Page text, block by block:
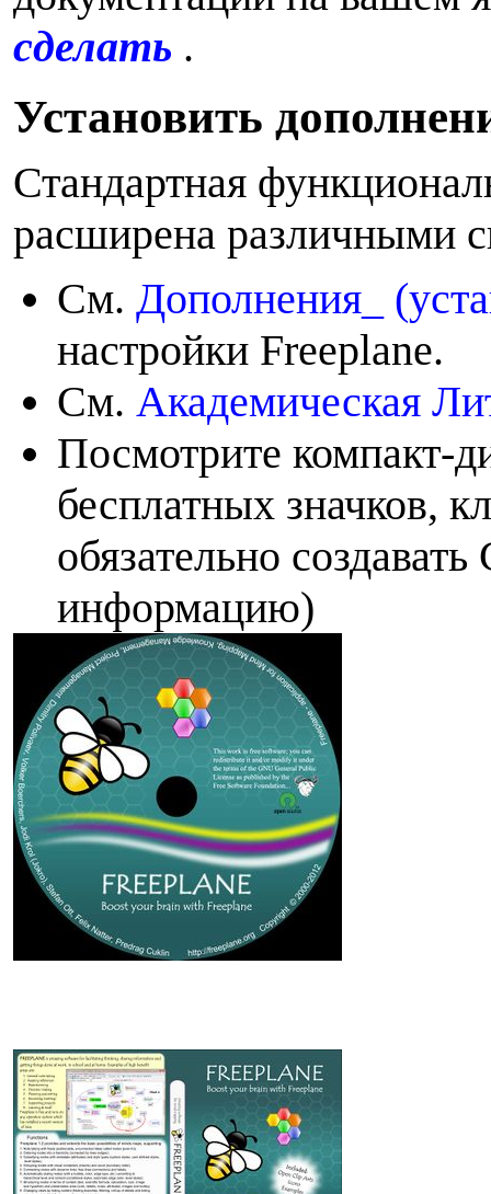
сделать .
Установить
Стандартная
расширена различными
См. Дополнения_
настройки Freeplane.
См. Академическая
Посмотрите компакт-
бесплатных значков,
обязательно
информацию)